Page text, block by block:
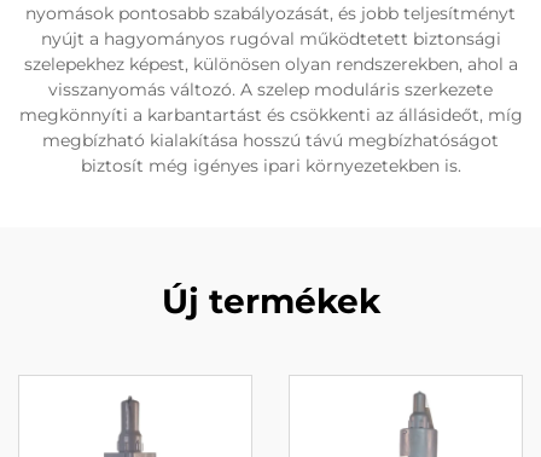
nyomások pontosabb szabályozását, és jobb teljesítményt
nyújt a hagyományos rugóval működtetett biztonsági
szelepekhez képest, különösen olyan rendszerekben, ahol a
visszanyomás változó. A szelep moduláris szerkezete
megkönnyíti a karbantartást és csökkenti az állásideőt, míg
megbízható kialakítása hosszú távú megbízhatóságot
biztosít még igényes ipari környezetekben is.
Új termékek